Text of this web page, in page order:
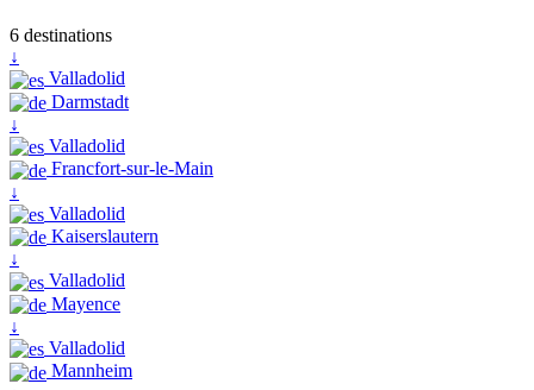
6 destinations
↓
Valladolid
Darmstadt
↓
Valladolid
Francfort-sur-le-Main
↓
Valladolid
Kaiserslautern
↓
Valladolid
Mayence
↓
Valladolid
Mannheim